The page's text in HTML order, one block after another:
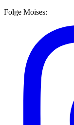
Folge Moises: